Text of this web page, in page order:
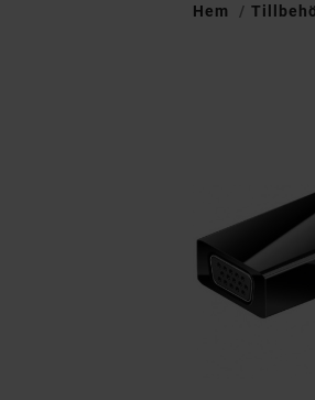
Hem